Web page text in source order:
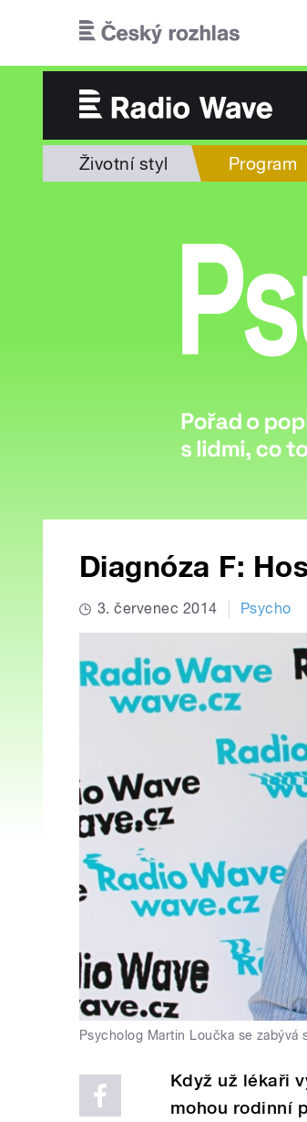
Životní styl Program
Diagnóza F:
3. červenec 2014 Psycho
Psycholog Martin Loučka se zabývá
Když už lékaři
mohou rodinní